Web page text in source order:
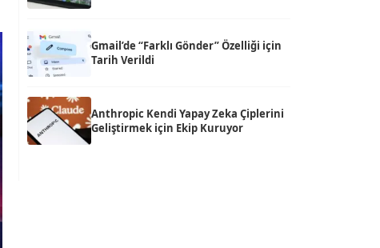
Gmail’de “Farklı Gönder” Özelliği için
Tarih Verildi
Anthropic Kendi Yapay Zeka Çiplerini
Geliştirmek için Ekip Kuruyor